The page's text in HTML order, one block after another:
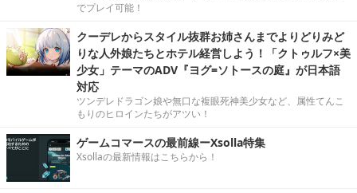
ンドルコントローラー×クラウドゲーミングの底力を体
感
体感的にラグはほぼ無し。グラフィックスはもちろん最高設定
でプレイ可能！
クーデレからスタイル抜群お姉さんまでよりどりみど
少女」テーマのADV『ヨグ=ソトースの庭』が日本語
対応